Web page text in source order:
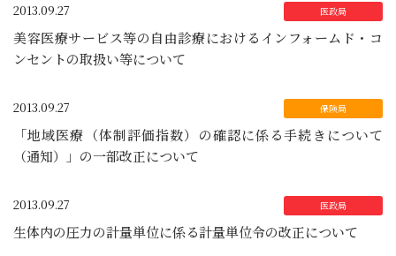
2013.09.27
美容医療サービス等の自由診療におけるインフォームド・コ
ンセントの取扱い等について
2013.09.27
「地域医療（体制評価指数）の確認に係る手続きについて
（通知）」の一部改正について
2013.09.27
生体内の圧力の計量単位に係る計量単位令の改正について